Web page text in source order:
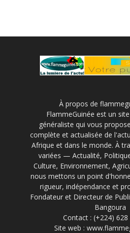
À propos de
FlammeGuinée est un
généraliste qui vous
complète et actualisée de
Afrique et dans le monde. À
variées — Actualité,
Culture, Environnement,
nous mettons un point
rigueur, indépendance et
Fondateur et Directeur de
Bangoura
Contact : (+224) 628
Site web :